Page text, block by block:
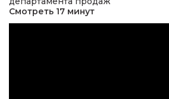
Смотреть 17 минут